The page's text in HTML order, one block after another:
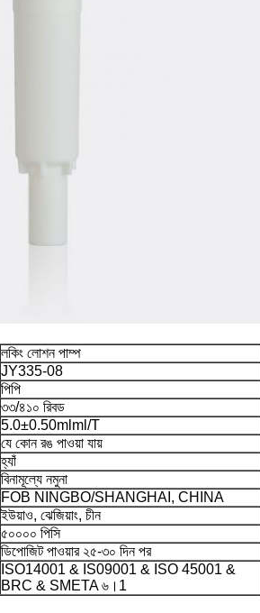
লকিং লোশন পাম্প
JY335-08
পিপি
৩৩/৪১০ রিবড
5.0±0.50mlml/T
যে কোন রঙ পাওয়া যায়
হ্যাঁ
বিনামূল্যে নমুনা
FOB NINGBO/SHANGHAI, CHINA
ইউয়াও, ঝেজিয়াং, চীন
৫০০০০ পিসি
ডিপোজিট পাওয়ার ২৫-৩০ দিন পর
ISO14001 & IS09001 & ISO 45001 &
BRC & SMETA ৬।1